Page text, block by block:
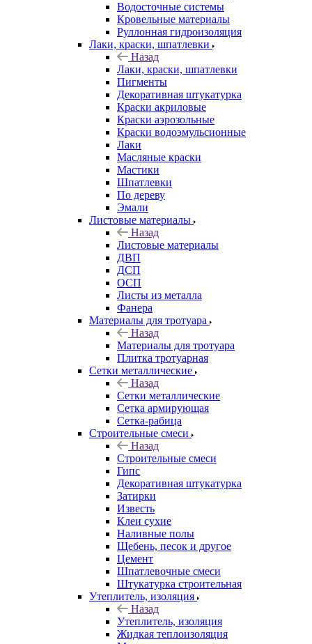
Водосточные системы
Кровельные материалы
Руллонная гидроизоляция
Лаки, краски, шпатлевки
Назад
Лаки, краски, шпатлевки
Пигменты
Декоративная штукатурка
Краски акриловые
Краски аэрозольные
Краски водоэмульсионные
Лаки
Масляные краски
Мастики
Шпатлевки
По дереву
Эмали
Листовые материалы
Назад
Листовые материалы
ДВП
ДСП
ОСП
Листы из металла
Фанера
Материалы для тротуара
Назад
Материалы для тротуара
Плитка тротуарная
Сетки металлические
Назад
Сетки металлические
Сетка армирующая
Сетка-рабица
Строительные смеси
Назад
Строительные смеси
Гипс
Декоративная штукатурка
Затирки
Известь
Клеи сухие
Наливные полы
Щебень, песок и другое
Цемент
Шпатлевочные смеси
Штукатурка строительная
Утеплитель, изоляция
Назад
Утеплитель, изоляция
Жидкая теплоизоляция